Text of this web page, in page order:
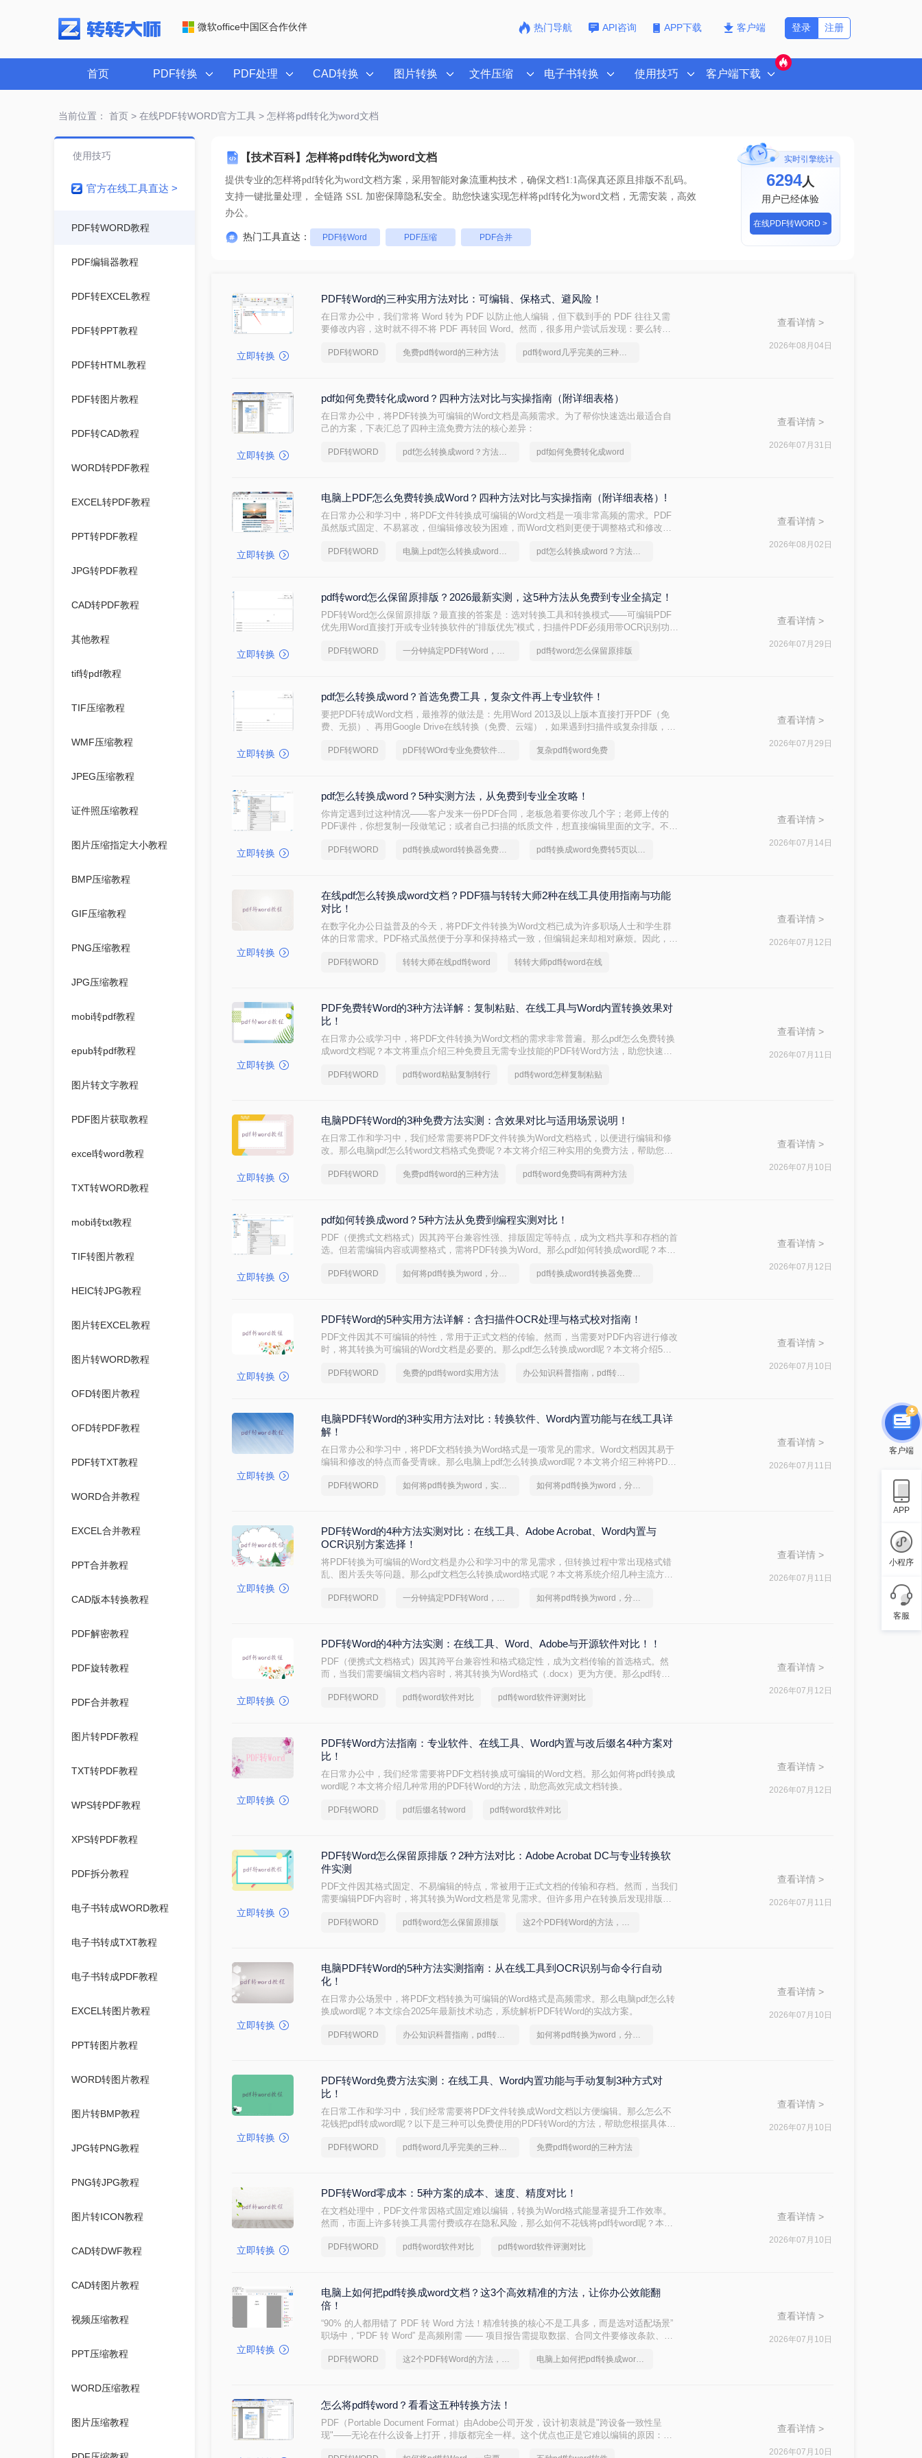
微软office中国区合作伙伴 热门导航 API咨询 APP下载 客户端 注册
登录
首页 PDF转换 PDF处理 CAD转换 图片转换 文件压缩 电子书转换 使用技巧 客户端下载
当前位置： 首页> 在线PDF转WORD官方工具> 怎样将pdf转化为word文档
【技术百科】怎样将pdf转化为word文档
提供专业的怎样将pdf转化为word文档方案，采用智能对象流重构技术，确保文档1:1高保真还原且排版不乱码。
支持一键批量处理， 全链路 SSL 加密保障隐私安全。助您快速实现怎样将pdf转化为word文档 ，无需安装，高效
办公。
热门工具直达： PDF转Word PDF压缩 PDF合并
实时引擎统计
6294人
用户已经体验
在线PDF转WORD >
使用技巧
官方在线工具直达 >
PDF转WORD教程
PDF编辑器教程
PDF转EXCEL教程
PDF转PPT教程
PDF转HTML教程
PDF转图片教程
PDF转CAD教程
WORD转PDF教程
EXCEL转PDF教程
PPT转PDF教程
JPG转PDF教程
CAD转PDF教程
其他教程
tif转pdf教程
TIF压缩教程
WMF压缩教程
JPEG压缩教程
证件照压缩教程
图片压缩指定大小教程
BMP压缩教程
GIF压缩教程
PNG压缩教程
JPG压缩教程
mobi转pdf教程
epub转pdf教程
图片转文字教程
PDF图片获取教程
excel转word教程
TXT转WORD教程
mobi转txt教程
TIF转图片教程
HEIC转JPG教程
图片转EXCEL教程
图片转WORD教程
OFD转图片教程
OFD转PDF教程
PDF转TXT教程
WORD合并教程
EXCEL合并教程
PPT合并教程
CAD版本转换教程
PDF解密教程
PDF旋转教程
PDF合并教程
图片转PDF教程
TXT转PDF教程
WPS转PDF教程
XPS转PDF教程
PDF拆分教程
电子书转成WORD教程
电子书转成TXT教程
电子书转成PDF教程
EXCEL转图片教程
PPT转图片教程
WORD转图片教程
图片转BMP教程
JPG转PNG教程
PNG转JPG教程
图片转ICON教程
CAD转DWF教程
CAD转图片教程
视频压缩教程
PPT压缩教程
WORD压缩教程
图片压缩教程
立即转换
PDF转Word的三种实用方法对比：可编辑、保格式、避风险！
在日常办公中，我们常将 Word 转为 PDF 以防止他人编辑，但下载到手的 PDF 往往又需
要修改内容，这时就不得不将 PDF 再转回 Word。然而，很多用户尝试后发现：要么转换
转换质量、操作难度、文件安全、批量能力 四个维度，对比三种主流方法，帮助您快速选
PDF转WORD 免费pdf转word的三种方法 pdf转word几乎完美的三种方式
查看详情 >
2026年08月04日
立即转换
pdf如何免费转化成word？四种方法对比与实操指南（附详细表格）
在日常办公中，将PDF转换为可编辑的Word文档是高频需求。为了帮你快速选出最适合自
己的方案，下表汇总了四种主流免费方法的核心差异：
PDF转WORD pdf怎么转换成word？方法详细解析 pdf如何免费转化成word
查看详情 >
2026年07月31日
立即转换
电脑上PDF怎么免费转换成Word？四种方法对比与实操指南（附详细表格）!
在日常办公和学习中，将PDF文件转换成可编辑的Word文档是一项非常高频的需求。PDF
虽然版式固定、不易篡改，但编辑修改较为困难，而Word文档则更便于调整格式和修改内
PDF转WORD 电脑上pdf怎么转换成word免费 pdf怎么转换成word？方法详细解析
查看详情 >
2026年08月02日
立即转换
pdf转word怎么保留原排版？2026最新实测，这5种方法从免费到专业全搞定！
PDF转Word怎么保留原排版？最直接的答案是：选对转换工具和转换模式——可编辑PDF
优先用Word直接打开或专业转换软件的“排版优先”模式，扫描件PDF必须用带OCR识别功能
则。
PDF转WORD 一分钟搞定PDF转Word，这2种简单方法，任意选择 pdf转word怎么保留原排版
查看详情 >
2026年07月29日
立即转换
pdf怎么转换成word？首选免费工具，复杂文件再上专业软件！
要把PDF转成Word文档，最推荐的做法是：先用Word 2013及以上版本直接打开PDF（免
费、无损）、再用Google Drive在线转换（免费、云端），如果遇到扫描件或复杂排版，最
PDF转WORD pDF转WOrd专业免费软件下载 复杂pdf转word免费
查看详情 >
2026年07月29日
立即转换
pdf怎么转换成word？5种实测方法，从免费到专业全攻略！
你肯定遇到过这种情况——客户发来一份PDF合同，老板急着要你改几个字；老师上传的
PDF课件，你想复制一段做笔记；或者自己扫描的纸质文件，想直接编辑里面的文字。不管
PDF转WORD pdf转换成word转换器免费转5页 pdf转换成word免费转5页以上的
查看详情 >
2026年07月14日
立即转换
在线pdf怎么转换成word文档？PDF猫与转转大师2种在线工具使用指南与功能
对比！
在数字化办公日益普及的今天，将PDF文件转换为Word文档已成为许多职场人士和学生群
体的日常需求。PDF格式虽然便于分享和保持格式一致，但编辑起来却相对麻烦。因此，找
文将介绍两种在线将PDF转换成Word文档的方法。
PDF转WORD 转转大师在线pdf转word 转转大师pdf转word在线
查看详情 >
2026年07月12日
立即转换
PDF免费转Word的3种方法详解：复制粘贴、在线工具与Word内置转换效果对
比！
在日常办公或学习中，将PDF文件转换为Word文档的需求非常普遍。那么pdf怎么免费转换
成word文档呢？本文将重点介绍三种免费且无需专业技能的PDF转Word方法，助您快速解
PDF转WORD pdf转word粘贴复制转行 pdf转word怎样复制粘贴
查看详情 >
2026年07月11日
立即转换
电脑PDF转Word的3种免费方法实测：含效果对比与适用场景说明！
在日常工作和学习中，我们经常需要将PDF文件转换为Word文档格式，以便进行编辑和修
改。那么电脑pdf怎么转word文档格式免费呢？本文将介绍三种实用的免费方法，帮助您轻
PDF转WORD 免费pdf转word的三种方法 pdf转word免费吗有两种方法
查看详情 >
2026年07月10日
立即转换
pdf如何转换成word？5种方法从免费到编程实测对比！
PDF（便携式文档格式）因其跨平台兼容性强、排版固定等特点，成为文档共享和存档的首
选。但若需编辑内容或调整格式，需将PDF转换为Word。那么pdf如何转换成word呢？本文
PDF转WORD 如何将pdf转换为word，分享一种简单的方法 pdf转换成word转换器免费转5页
查看详情 >
2026年07月12日
立即转换
PDF转Word的5种实用方法详解：含扫描件OCR处理与格式校对指南！
PDF文件因其不可编辑的特性，常用于正式文档的传输。然而，当需要对PDF内容进行修改
时，将其转换为可编辑的Word文档是必要的。那么pdf怎么转换成word呢？本文将介绍5种
PDF转WORD 免费的pdf转word实用方法 办公知识科普指南，pdf转换Word的操作方法
查看详情 >
2026年07月10日
立即转换
电脑PDF转Word的3种实用方法对比：转换软件、Word内置功能与在线工具详
解！
在日常办公和学习中，将PDF文档转换为Word格式是一项常见的需求。Word文档因其易于
编辑和修改的特点而备受青睐。那么电脑上pdf怎么转换成word呢？本文将介绍三种将PDF
PDF转WORD 如何将pdf转换为word，实用的方法来了 如何将pdf转换为word，分享一种简单的方法
查看详情 >
2026年07月11日
立即转换
PDF转Word的4种方法实测对比：在线工具、Adobe Acrobat、Word内置与
OCR识别方案选择！
将PDF转换为可编辑的Word文档是办公和学习中的常见需求，但转换过程中常出现格式错
乱、图片丢失等问题。那么pdf文档怎么转换成word格式呢？本文将系统介绍几种主流方
PDF转WORD 一分钟搞定PDF转Word，这2种简单方法，任意选择 如何将pdf转换为word，分享一种简单的方法
查看详情 >
2026年07月11日
立即转换
PDF转Word的4种方法实测：在线工具、Word、Adobe与开源软件对比！！
PDF（便携式文档格式）因其跨平台兼容性和格式稳定性，成为文档传输的首选格式。然
而，当我们需要编辑文档内容时，将其转换为Word格式（.docx）更为方便。那么pdf转换
PDF转WORD pdf转word软件对比 pdf转word软件评测对比
查看详情 >
2026年07月12日
立即转换
PDF转Word方法指南：专业软件、在线工具、Word内置与改后缀名4种方案对
比！
在日常办公中，我们经常需要将PDF文档转换成可编辑的Word文档。那么如何将pdf转换成
word呢？本文将介绍几种常用的PDF转Word的方法，助您高效完成文档转换。
PDF转WORD pdf后缀名转word pdf转word软件对比
查看详情 >
2026年07月12日
立即转换
PDF转Word怎么保留原排版？2种方法对比：Adobe Acrobat DC与专业转换软
件实测
PDF文件因其格式固定、不易编辑的特点，常被用于正式文档的传输和存档。然而，当我们
需要编辑PDF内容时，将其转换为Word文档是常见需求。但许多用户在转换后发现排版混
PDF转Word时尽可能保留原排版。
PDF转WORD pdf转word怎么保留原排版 这2个PDF转Word的方法，高效率转换，排版不乱码！
查看详情 >
2026年07月11日
立即转换
电脑PDF转Word的5种方法实测指南：从在线工具到OCR识别与命令行自动
化！
在日常办公场景中，将PDF文档转换为可编辑的Word格式是高频需求。那么电脑pdf怎么转
换成word呢？本文综合2025年最新技术动态，系统解析PDF转Word的实战方案。
PDF转WORD 办公知识科普指南，pdf转换Word的操作方法 如何将pdf转换为word，分享一种简单的方法
查看详情 >
2026年07月10日
立即转换
PDF转Word免费方法实测：在线工具、Word内置功能与手动复制3种方式对
比！
在日常工作和学习中，我们经常需要将PDF文件转换成Word文档以方便编辑。那么怎么不
花钱把pdf转成word呢？以下是三种可以免费使用的PDF转Word的方法，帮助您根据具体需
PDF转WORD pdf转word几乎完美的三种方式 免费pdf转word的三种方法
查看详情 >
2026年07月10日
立即转换
PDF转Word零成本：5种方案的成本、速度、精度对比！
在文档处理中，PDF文件常因格式固定难以编辑，转换为Word格式能显著提升工作效率。
然而，市面上许多转换工具需付费或存在隐私风险，那么如何不花钱将pdf转word呢？本文
数据泄露。无需任何付费，即可实现高质量转换，告别格式错乱与隐私担忧！
PDF转WORD pdf转word软件对比 pdf转word软件评测对比
查看详情 >
2026年07月10日
立即转换
电脑上如何把pdf转换成word文档？这3个高效精准的方法，让你办公效能翻
倍！
“90% 的人都用错了 PDF 转 Word 方法！精准转换的核心不是工具多，而是选对适配场景”
职场中，“PDF 转 Word” 是高频刚需 —— 项目报告需提取数据、合同文件要修改条款、学
PDF转WORD 这2个PDF转Word的方法，高效率转换，排版不乱码！ 电脑上如何把pdf转换成word文档
查看详情 >
2026年07月10日
怎么将pdf转word？看看这五种转换方法！
PDF（Portable Document Format）由Adobe公司开发，设计初衷就是"跨设备一致性呈
现"——无论在什么设备上打开，排版都完全一样。这个优点也正是它难以编辑的原因：
查看详情 >
2026年07月10日
客户端
APP
小程序
客服